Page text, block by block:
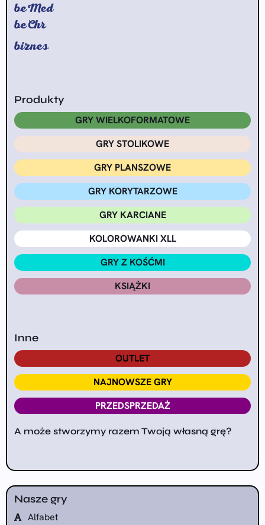
beMed
beChr
biznes
Produkty
GRY WIELKOFORMATOWE
GRY STOLIKOWE
GRY PLANSZOWE
GRY KORYTARZOWE
GRY KARCIANE
KOLOROWANKI XLL
GRY Z KOŚĆMI
KSIĄŻKI
Inne
OUTLET
NAJNOWSZE GRY
PRZEDSPRZEDAŻ
A może stworzymy razem Twoją własną grę?
Nasze gry
Alfabet